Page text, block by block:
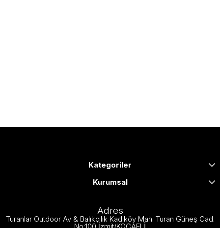
Kategoriler
Kurumsal
Adres
Turanlar Outdoor Av & Balıkçılık Kadıköy Mah. Turan Güneş Cad.